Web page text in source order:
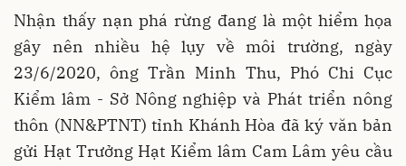
Nhận thấy nạn phá rừng đang là một hiểm họa
gây nên nhiều hệ lụy về môi trường, ngày
23/6/2020, ông Trần Minh Thu, Phó Chi Cục
Kiểm lâm - Sở Nông nghiệp và Phát triển nông
thôn (NN&PTNT) tỉnh Khánh Hòa đã ký văn bản
gửi Hạt Trưởng Hạt Kiểm lâm Cam Lâm yêu cầu